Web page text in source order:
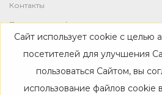
Контакты
Политика конфиденциальности
Магазин
Каталог
Дизайнерам
Сайт использует cookie с целью
посетителей для улучшения
пользоваться Сайтом, вы
использование файлов cookie